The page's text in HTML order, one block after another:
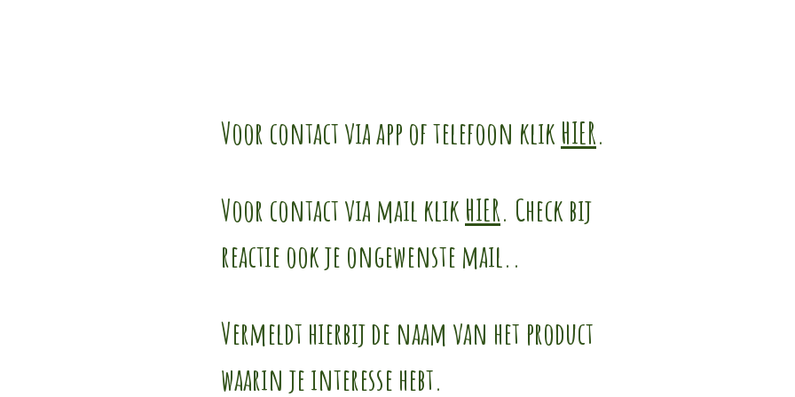
Voor contact via app of telefoon klik HIER.
Voor contact via mail klik HIER. Check bij
reactie ook je ongewenste mail..
Vermeldt hierbij de naam van het product
waarin je interesse hebt.